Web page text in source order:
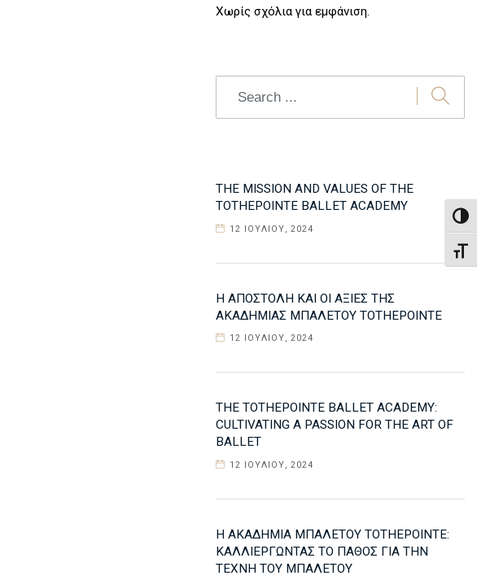
Χωρίς σχόλια για εμφάνιση.
THE MISSION AND VALUES OF THE
TOTHEPOINTE BALLET ACADEMY
12 ΙΟΥΛΊΟΥ, 2024
Η ΑΠΟΣΤΟΛΉ ΚΑΙ ΟΙ ΑΞΊΕΣ ΤΗΣ
ΑΚΑΔΗΜΊΑΣ ΜΠΑΛΈΤΟΥ TOTHEPOINTE
12 ΙΟΥΛΊΟΥ, 2024
THE TOTHEPOINTE BALLET ACADEMY:
CULTIVATING A PASSION FOR THE ART OF
BALLET
12 ΙΟΥΛΊΟΥ, 2024
Η ΑΚΑΔΗΜΊΑ ΜΠΑΛΈΤΟΥ TOTHEPOINTE:
ΚΑΛΛΙΕΡΓΏΝΤΑΣ ΤΟ ΠΆΘΟΣ ΓΙΑ ΤΗΝ
ΤΈΧΝΗ ΤΟΥ ΜΠΑΛΈΤΟΥ